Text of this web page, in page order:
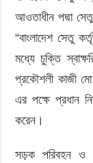
আওতাধীন পদ্মা
“বাংলাদেশ সেতু
মধ্যে চুক্তি
প্রকৌশলী কাজী মো:
এর পক্ষে প্রধান
করেন।
সড়ক পরিবহন ও